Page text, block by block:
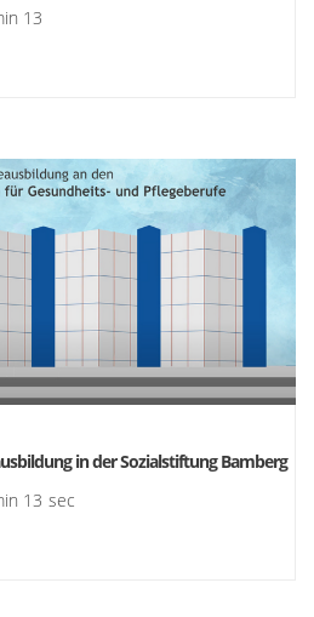
13
in der Sozialstiftung Bamberg
13 sec